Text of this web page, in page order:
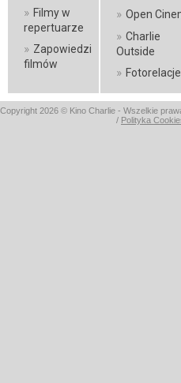
» Filmy w
repertuarze
» Zapowiedzi
filmów
» Open
» Charlie
Outside
» Fotorelacje
Copyright 2026 © Kino Charlie - Wszelkie
/ Polityka